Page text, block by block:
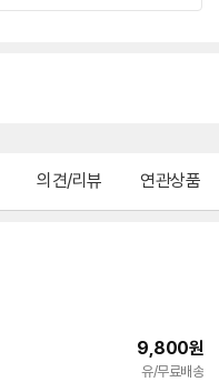
의견/리뷰 연관상품
9,800원
유/무료배송